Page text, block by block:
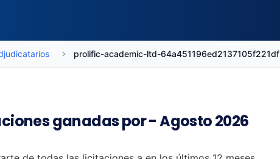
prolific-academic-ltd-64a451196ed2137105f221df
ganadas por - Agosto 2026